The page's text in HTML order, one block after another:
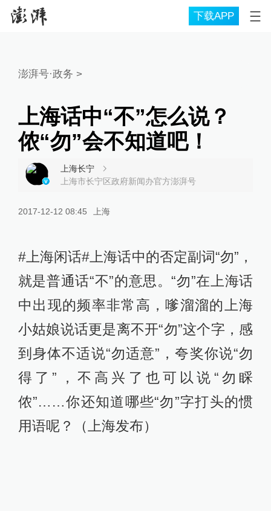
下载APP
澎湃号·政务 >
上海话中“不”怎么说？
侬“勿”会不知道吧！
上海长宁
上海市长宁区政府新闻办官方澎湃号
2017-12-12 08:45 上海
#上海闲话#上海话中的否定副词“勿”，
就是普通话“不”的意思。“勿”在上海话
中出现的频率非常高，嗲溜溜的上海
小姑娘说话更是离不开“勿”这个字，感
到身体不适说“勿适意”，夸奖你说“勿
得了”，不高兴了也可以说“勿睬
侬”……你还知道哪些“勿”字打头的惯
用语呢？（上海发布）